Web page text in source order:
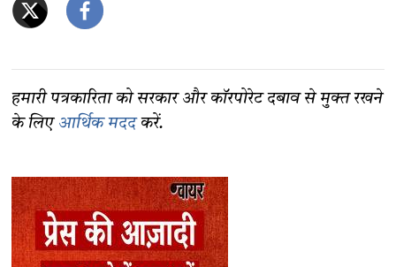
हमारी पत्रकारिता को सरकार और कॉरपोरेट दबाव से मुक्त रखने
के लिए आर्थिक मददकरें.